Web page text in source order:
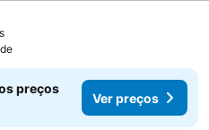
preços
Ver preços